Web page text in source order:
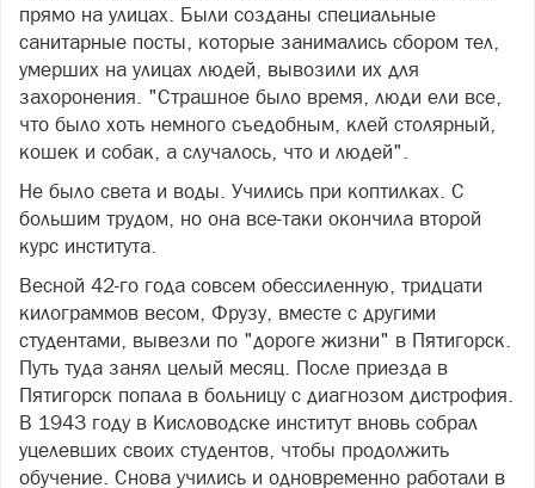
прямо на улицах. Были созданы специальные
санитарные посты, которые занимались сбором тел,
умерших на улицах людей, вывозили их для
захоронения. "Страшное было время, люди ели все,
что было хоть немного съедобным, клей столярный,
кошек и собак, а случалось, что и людей".
Не было света и воды. Учились при коптилках. С
большим трудом, но она все-таки окончила второй
курс института.
Весной 42-го года совсем обессиленную, тридцати
килограммов весом, Фрузу, вместе с другими
студентами, вывезли по "дороге жизни" в Пятигорск.
Путь туда занял целый месяц. После приезда в
Пятигорск попала в больницу с диагнозом дистрофия.
В 1943 году в Кисловодске институт вновь собрал
уцелевших своих студентов, чтобы продолжить
обучение. Снова учились и одновременно работали в